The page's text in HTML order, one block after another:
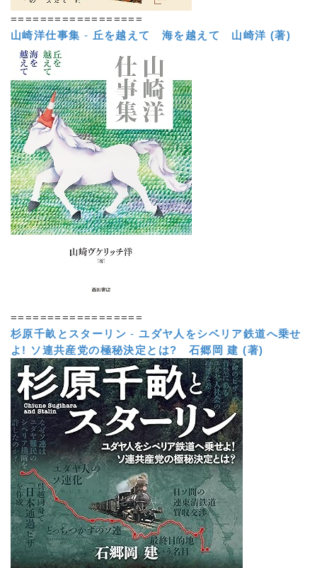
==================
山崎洋仕事集 - 丘を越えて 海を越えて 山崎洋 (著)
==================
杉原千畝とスターリン -ユダヤ人をシベリア鉄道へ乗せ
よ! ソ連共産党の極秘決定とは?
石郷岡 建 (著)